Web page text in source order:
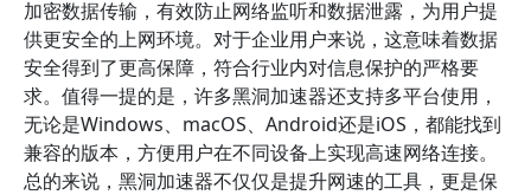
加密数据传输，有效防止网络监听和数据泄露，为用户提
供更安全的上网环境。对于企业用户来说，这意味着数据
安全得到了更高保障，符合行业内对信息保护的严格要
求。值得一提的是，许多黑洞加速器还支持多平台使用，
无论是Windows、macOS、Android还是iOS，都能找到
兼容的版本，方便用户在不同设备上实现高速网络连接。
总的来说，黑洞加速器不仅仅是提升网速的工具，更是保